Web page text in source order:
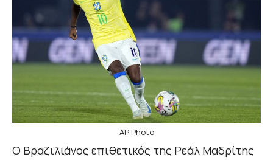
AP Photo
Ο Βραζιλιάνος επιθετικός της Ρεάλ Μαδρίτης